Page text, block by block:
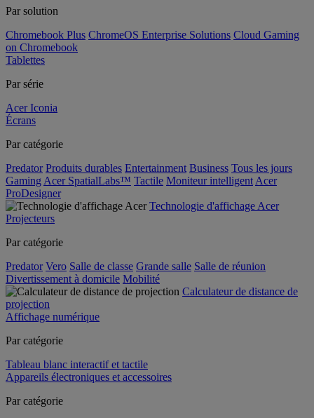
Par solution
Chromebook Plus ChromeOS Enterprise Solutions Cloud Gaming
on Chromebook
Tablettes
Par série
Acer Iconia
Écrans
Par catégorie
Predator Produits durables Entertainment Business Tous les jours
Gaming Acer SpatialLabs™ Tactile Moniteur intelligent Acer
ProDesigner
Technologie d'affichage Acer
Projecteurs
Par catégorie
Predator Vero Salle de classe Grande salle Salle de réunion
Divertissement à domicile Mobilité
Calculateur de distance de
projection
Affichage numérique
Par catégorie
Tableau blanc interactif et tactile
Appareils électroniques et accessoires
Par catégorie